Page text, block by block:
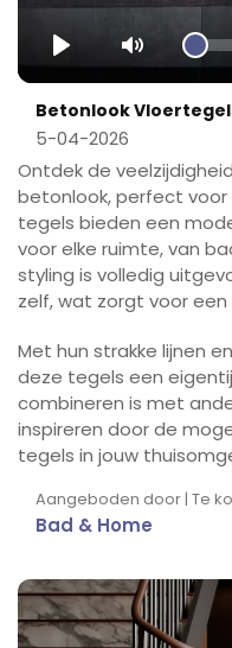
Play Mute
Betonlook
5-04-2026
Ontdek de
betonlook, perfect voor
tegels bieden een
voor elke ruimte, van
styling is volledig
zelf, wat zorgt voor een
Met hun strakke lijnen
deze tegels een
combineren is met
inspireren door de
tegels in jouw
Aangeboden door | Te
Bad & Home